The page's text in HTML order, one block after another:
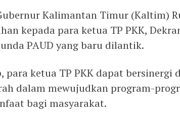
Kalimantan Timur (Kaltim)
kepada para ketua TP PKK,
PAUD yang baru dilantik.
para ketua TP PKK dapat bersinergi
dalam mewujudkan program-
bagi masyarakat.